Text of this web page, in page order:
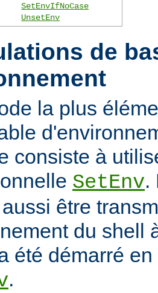
SetEnvIfNoCase
UnsetEnv
de
la plus
consiste à
SetEnv.
être
du shell
été démarré
.